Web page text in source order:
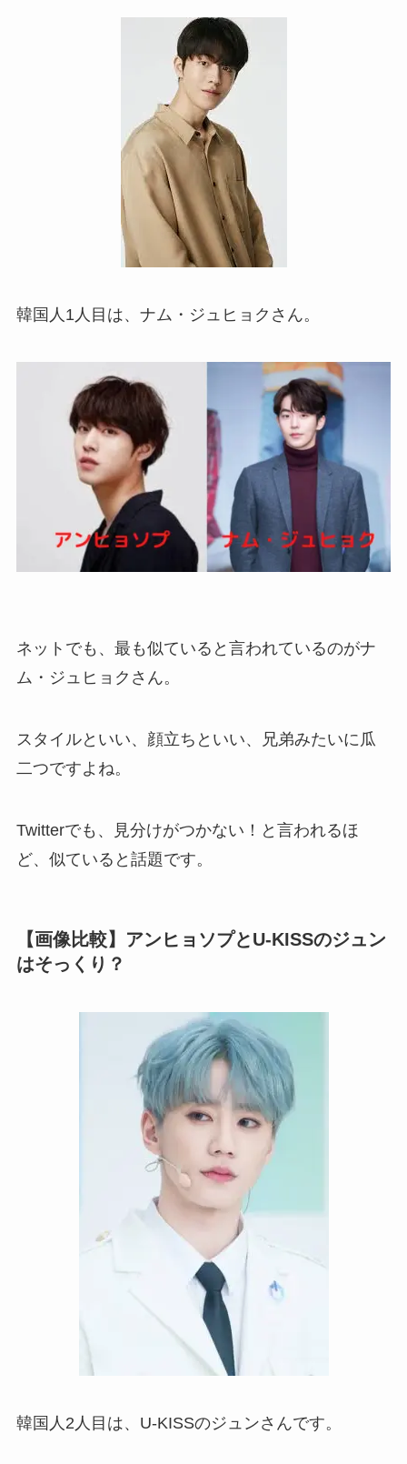
韓国人1人目は、ナム・ジュヒョクさん。
ネットでも、最も似ていると言われているのがナ
ム・ジュヒョクさん。
スタイルといい、顔立ちといい、兄弟みたいに瓜
二つですよね。
Twitterでも、見分けがつかない！と言われるほ
ど、似ていると話題です。
【画像比較】アンヒョソプとU-KISSのジュン
はそっくり？
韓国人2人目は、U-KISSのジュンさんです。